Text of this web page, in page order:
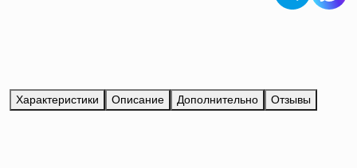
Характеристики Описание Дополнительно Отзывы